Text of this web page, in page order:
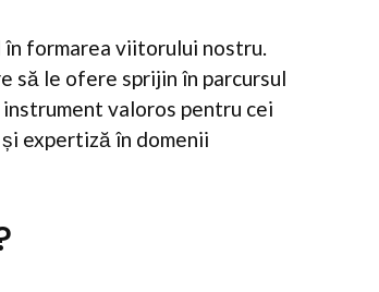
în formarea viitorului nostru.
să le ofere sprijin în parcursul
instrument valoros pentru cei
expertiză în domenii